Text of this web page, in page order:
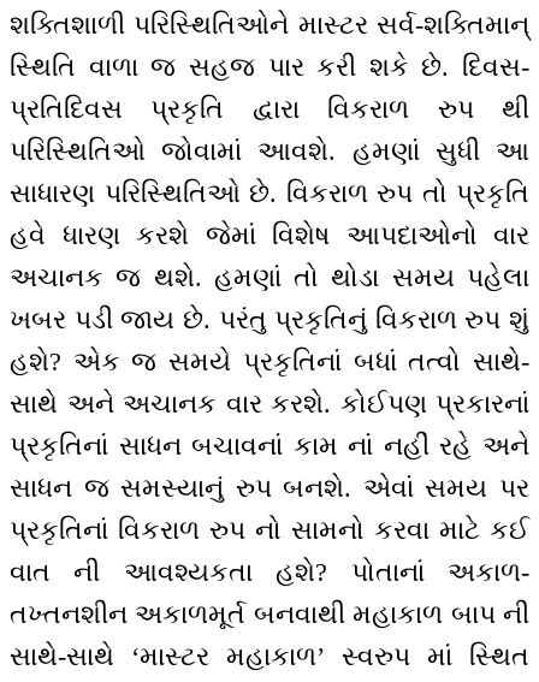
શક્તિશાળી પરિસ્થિતિઓને માસ્ટર સર્વ-શક્તિમાન્
સ્થિતિ વાળા જ સહજ પાર કરી શકે છે. દિવસ-
પ્રતિદિવસ પ્રકૃતિ દ્વારા વિકરાળ રુપ થી
પરિસ્થિતિઓ જોવામાં આવશે. હમણાં સુધી આ
સાધારણ પરિસ્થિતિઓ છે. વિકરાળ રુપ તો પ્રકૃતિ
હવે ધારણ કરશે જેમાં વિશેષ આપદાઓનો વાર
અચાનક જ થશે. હમણાં તો થોડા સમય પહેલા
ખબર પડી જાય છે. પરંતુ પ્રકૃતિનું વિકરાળ રુપ શું
હશે? એક જ સમયે પ્રકૃતિનાં બધાં તત્વો સાથે-
સાથે અને અચાનક વાર કરશે. કોઈપણ પ્રકારનાં
પ્રકૃતિનાં સાધન બચાવનાં કામ નાં નહીં રહે અને
સાધન જ સમસ્યાનું રુપ બનશે. એવાં સમય પર
પ્રકૃતિનાં વિકરાળ રુપ નો સામનો કરવા માટે કઈ
વાત ની આવશ્યકતા હશે? પોતાનાં અકાળ-
તખ્તનશીન અકાળમૂર્ત બનવાથી મહાકાળ બાપ ની
સાથે-સાથે ‘માસ્ટર મહાકાળ’ સ્વરુપ માં સ્થિત